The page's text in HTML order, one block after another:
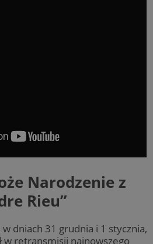
Narodzenie z
Rieu”
dniach 31 grudnia i 1 stycznia,
w retransmisji najnowszego